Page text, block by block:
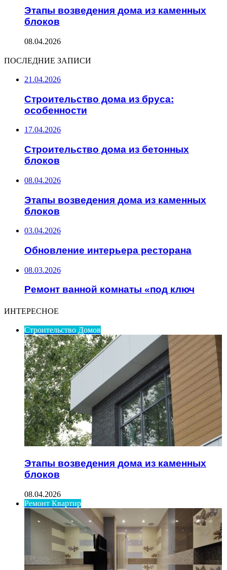
Этапы возведения дома из каменных
блоков
08.04.2026
ПОСЛЕДНИЕ ЗАПИСИ
21.04.2026
Строительство дома из бруса:
особенности
17.04.2026
Строительство дома из бетонных
блоков
08.04.2026
Этапы возведения дома из каменных
блоков
03.04.2026
Обновление интерьера ресторана
08.03.2026
Ремонт ванной комнаты «под ключ
ИНТЕРЕСНОЕ
Строительство Домов
Этапы возведения дома из каменных
блоков
08.04.2026
Ремонт Квартир